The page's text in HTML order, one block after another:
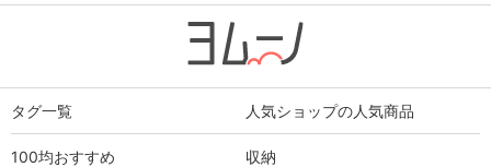
タグ一覧 人気ショップの人気商品
100均おすすめ 収納